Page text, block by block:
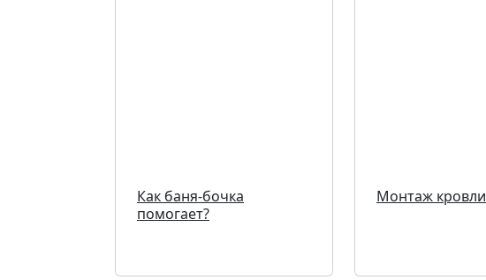
Как баня-бочка
помогает?
Монтаж кровли